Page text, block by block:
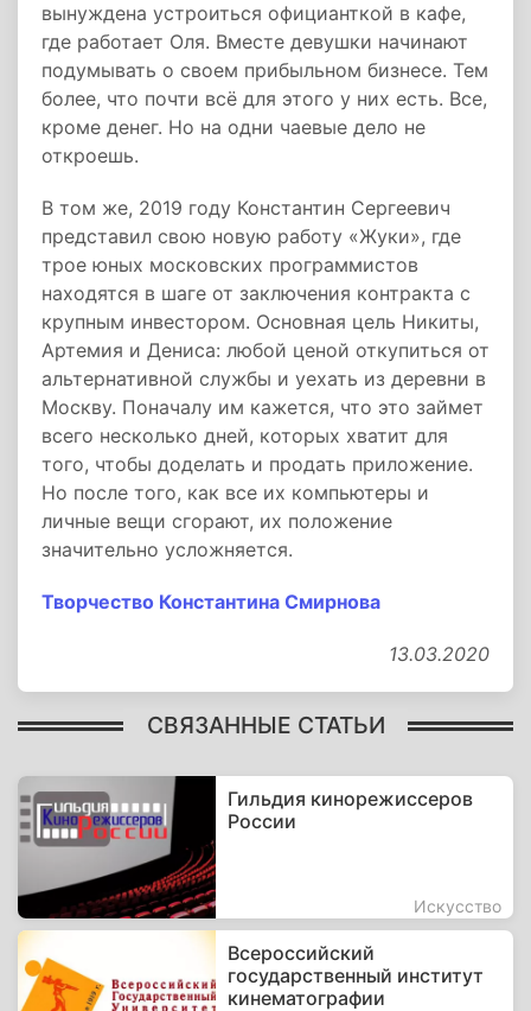
вынуждена устроиться официанткой в кафе,
где работает Оля. Вместе девушки начинают
подумывать о своем прибыльном бизнесе. Тем
более, что почти всё для этого у них есть. Все,
кроме денег. Но на одни чаевые дело не
откроешь.
В том же, 2019 году Константин Сергеевич
представил свою новую работу «Жуки», где
трое юных московских программистов
находятся в шаге от заключения контракта с
крупным инвестором. Основная цель Никиты,
Артемия и Дениса: любой ценой откупиться от
альтернативной службы и уехать из деревни в
Москву. Поначалу им кажется, что это займет
всего несколько дней, которых хватит для
того, чтобы доделать и продать приложение.
Но после того, как все их компьютеры и
личные вещи сгорают, их положение
значительно усложняется.
Творчество Константина Смирнова
13.03.2020
СВЯЗАННЫЕ СТАТЬИ
Гильдия кинорежиссеров
России
Искусство
Всероссийский
государственный институт
кинематографии